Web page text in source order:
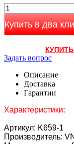
Купить в два
Задать вопрос
Описание
Доставка
Гарантии
Характеристики:
Артикул: K659-1
Производитель: